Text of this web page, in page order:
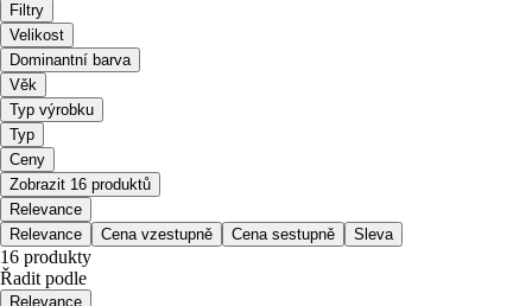
Filtry
Velikost
Dominantní barva
Věk
Typ výrobku
Typ
Ceny
Zobrazit 16 produktů
Relevance
Relevance
Cena vzestupně Cena sestupně Sleva
16 produkty
Řadit podle
Relevance